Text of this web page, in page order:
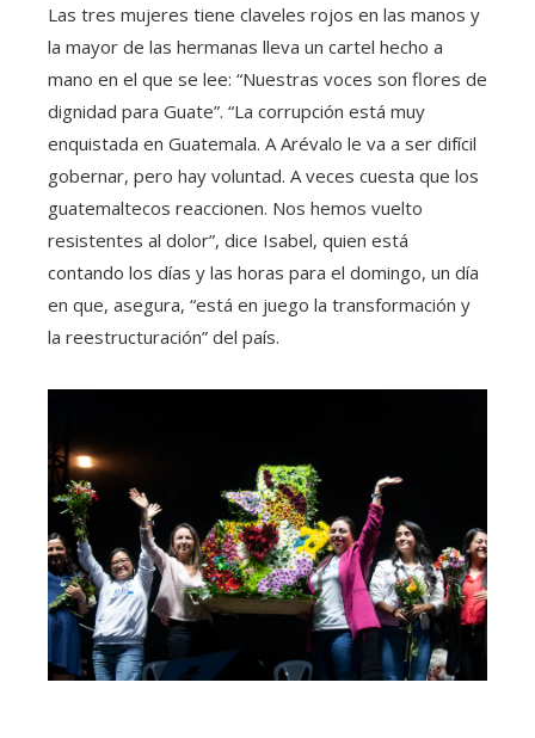
Las tres mujeres tiene claveles rojos en las manos y
la mayor de las hermanas lleva un cartel hecho a
mano en el que se lee: “Nuestras voces son flores de
dignidad para Guate”. “La corrupción está muy
enquistada en Guatemala. A Arévalo le va a ser difícil
gobernar, pero hay voluntad. A veces cuesta que los
guatemaltecos reaccionen. Nos hemos vuelto
resistentes al dolor”, dice Isabel, quien está
contando los días y las horas para el domingo, un día
en que, asegura, “está en juego la transformación y
la reestructuración” del país.